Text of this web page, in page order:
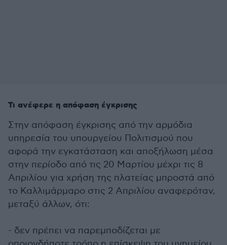
Τι ανέφερε η απόφαση έγκρισης
Στην απόφαση έγκρισης από την αρμόδια
υπηρεσία του υπουργείου Πολιτισμού που
αφορά την εγκατάσταση και αποξήλωση μέσα
στην περίοδο από τις 20 Μαρτίου μέχρι τις 8
Απριλίου για χρήση της πλατείας μπροστά από
το Καλλιμάρμαρο στις 2 Απριλίου αναφερόταν,
μεταξύ άλλων, ότι:
- δεν πρέπει να παρεμποδίζεται με